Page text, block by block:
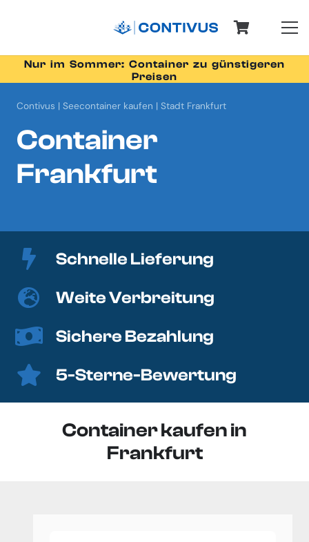
Nur im Sommer: Container zu günstigeren
Preisen
Contivus | Seecontainer kaufen | Stadt Frankfurt
Container
Frankfurt
Schnelle Lieferung
Weite Verbreitung
Sichere Bezahlung
5-Sterne-Bewertung
Container kaufen in
Frankfurt